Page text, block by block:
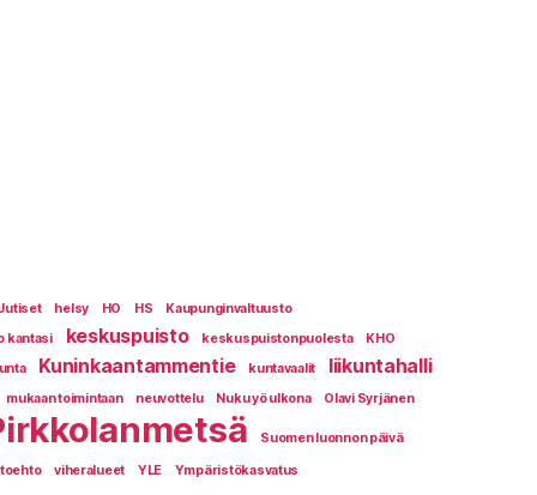
helsy HO HS
Kaupunginvaltuusto
kantasi keskuspuisto keskuspuistonpuolesta
KHO
Kuninkaantammentie kuntavaalit liikuntahalli
mukaan toimintaan neuvottelu Nuku yö ulkona Olavi Syrjänen
Suomen luonnon päivä
viheralueet YLE Ympäristökasvatus